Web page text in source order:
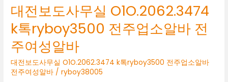
대전보도사무실 O1O.2062.3474
k톡ryboy3500 전주업소알바 전
주여성알바
대전보도사무실 O1O.2062.3474 k톡ryboy3500 전주업소알바
전주여성알바 /ryboy38005
사
실
O1O.2062.3474
k
톡
ryboy3500